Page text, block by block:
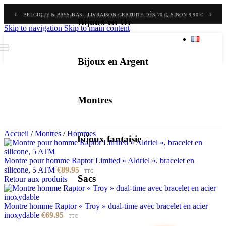
‹ BELGIQUE & PAYS-BAS : LIVRAISON GRATUITE DÈS 70 €, SINON 9,90 € ›
Skip to navigation Skip to main content
Bijoux en Or
Bijoux en Argent
Montres
bijoux fantaisie
Sacs
Accueil / Montres / Hommes
Montre pour homme Raptor Limited « Aldriel », bracelet en
silicone, 5 ATM €89.95 TTC
Retour aux produits
Montre homme Raptor « Troy » dual-time avec bracelet en acier
inoxydable €69.95 TTC